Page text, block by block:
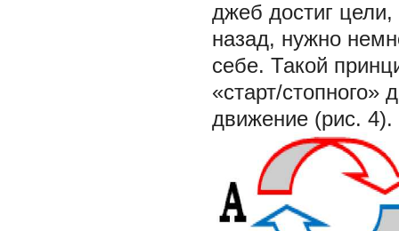
джеб достиг
назад, нужно
себе. Такой
«старт/стопного»
движение (рис. 4).